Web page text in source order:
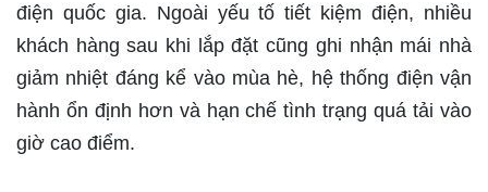
điện quốc gia. Ngoài yếu tố tiết kiệm điện, nhiều
khách hàng sau khi lắp đặt cũng ghi nhận mái nhà
giảm nhiệt đáng kể vào mùa hè, hệ thống điện vận
hành ổn định hơn và hạn chế tình trạng quá tải vào
giờ cao điểm.